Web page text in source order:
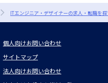
ITエンジニア・デザイナーの求人・転職を
個人向けお問い合わせ
サイトマップ
法人向けお問い合わせ